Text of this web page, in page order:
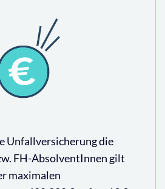
Unfallversicherung die
FH-AbsolventInnen gilt
maximalen